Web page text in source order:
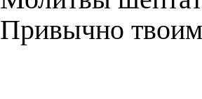
Привычно